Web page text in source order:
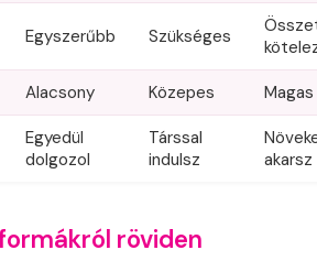
Egyszerűbb Szükséges
Alacsony Közepes Magas
Egyedül
dolgozol
Társsal
indulsz
akarsz
röviden